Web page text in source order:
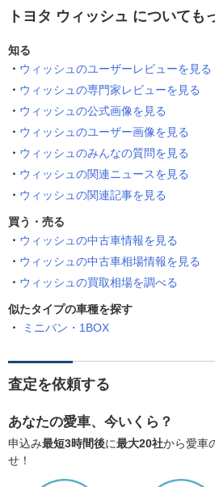
トヨタ ウィッシュ についても
知る
ウィッシュのユーザーレビューを見る
ウィッシュの専門家レビューを見る
ウィッシュの公式画像を見る
ウィッシュのユーザー画像を見る
ウィッシュのみんなの質問を見る
ウィッシュの関連ニュースを見る
ウィッシュの関連記事を見る
買う・売る
ウィッシュの中古車情報を見る
ウィッシュの中古車相場情報を見る
ウィッシュの買取相場を調べる
似たタイプの車種を探す
ミニバン・1BOX
査定を依頼する
あなたの愛車、今いくら？
申込み最短3時間後に最大20社から愛車
せ！